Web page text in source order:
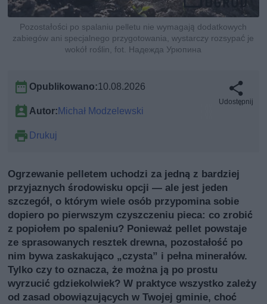
Pozostałości po spalaniu pelletu nie wymagają dodatkowych
zabiegów ani specjalnego przygotowania, wystarczy rozsypać je
wokół roślin, fot. Надежда Урюпина
Opublikowano:10.08.2026
Autor: Michał Modzelewski
Drukuj
Udostępnij
Ogrzewanie pelletem uchodzi za jedną z bardziej
przyjaznych środowisku opcji — ale jest jeden
szczegół, o którym wiele osób przypomina sobie
dopiero po pierwszym czyszczeniu pieca: co zrobić
z popiołem po spaleniu? Ponieważ pellet powstaje
ze sprasowanych resztek drewna, pozostałość po
nim bywa zaskakująco „czysta” i pełna minerałów.
Tylko czy to oznacza, że można ją po prostu
wyrzucić gdziekolwiek? W praktyce wszystko zależy
od zasad obowiązujących w Twojej gminie, choć